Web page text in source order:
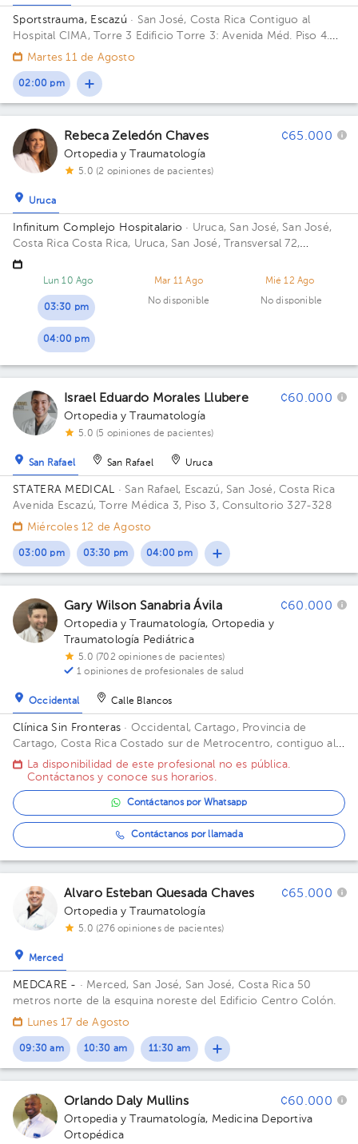
Sportstrauma, Escazú · San José, Costa Rica Contiguo al
Hospital CIMA, Torre 3 Edificio Torre 3: Avenida Méd. Piso 4.
Consultorio 446.
Martes 11 de Agosto
02:00 pm
Rebeca Zeledón Chaves ¢65.000
Ortopedia y Traumatología
5.0 (2 opiniones de pacientes)
Uruca
Infinitum Complejo Hospitalario · Uruca, San José, San José,
Costa RicaCosta Rica, Uruca, San José, Transversal 72,
Jardines Autopista, esquina noreste del Hospital Mexico
Lun 10 Ago
03:30 pm
04:00 pm
Mar 11 Ago
No disponible
Mié 12 Ago
No disponible
Israel Eduardo Morales Llubere ¢60.000
Ortopedia y Traumatología
5.0 (5 opiniones de pacientes)
San Rafael San Rafael Uruca
STATERA MEDICAL · San Rafael, Escazú, San José, Costa Rica
Avenida Escazú, Torre Médica 3, Piso 3, Consultorio 327-328
Miércoles 12 de Agosto
03:00 pm 03:30 pm 04:00 pm
Gary Wilson Sanabria Ávila ¢60.000
Ortopedia y Traumatología, Ortopedia y
Traumatología Pediátrica
5.0 (702 opiniones de pacientes)
1 opiniones de profesionales de salud
Occidental Calle Blancos
Clínica Sin Fronteras · Occidental, Cartago, Provincia de
Cartago, Costa Rica Costado sur de Metrocentro, contiguo al
Banco Nacional, Cartago
La disponibilidad de este profesional no es pública.
Contáctanos y conoce sus horarios.
Contáctanos por Whatsapp
Contáctanos por llamada
Alvaro Esteban Quesada Chaves ¢65.000
Ortopedia y Traumatología
5.0 (276 opiniones de pacientes)
Merced
MEDCARE - · Merced, San José, San José, Costa Rica 50
metros norte de la esquina noreste del Edificio Centro Colón.
Lunes 17 de Agosto
09:30 am 10:30 am 11:30 am
Orlando Daly Mullins ¢60.000
Ortopedia y Traumatología, Medicina Deportiva
Ortopédica